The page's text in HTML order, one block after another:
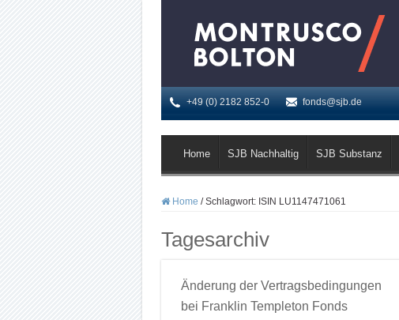
+49 (0) 2182 852-0 fonds@sjb.de
Home SJB Nachhaltig SJB Substanz
Home / Schlagwort: ISIN LU1147471061
Tagesarchiv
Änderung der Vertragsbedingungen
bei Franklin Templeton Fonds